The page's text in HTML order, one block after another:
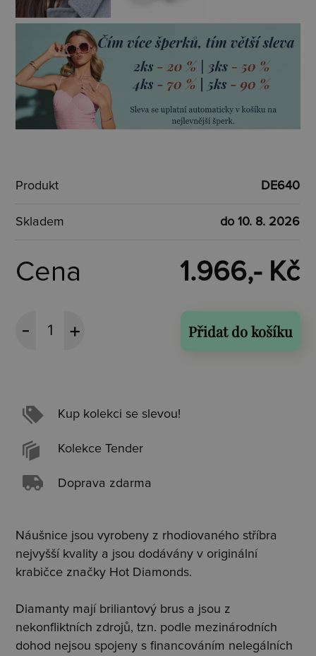
Produkt DE640
Skladem do 10. 8. 2026
Cena 1.966,- Kč
Přidat do košíku
Kup kolekci se slevou!
Kolekce Tender
Doprava zdarma
Náušnice jsou vyrobeny z rhodiovaného stříbra
nejvyšší kvality a jsou dodávány v originální
krabičce značky Hot Diamonds.
Diamanty mají briliantový brus a jsou z
nekonfliktních zdrojů, tzn. podle mezinárodních
dohod nejsou spojeny s financováním nelegálních